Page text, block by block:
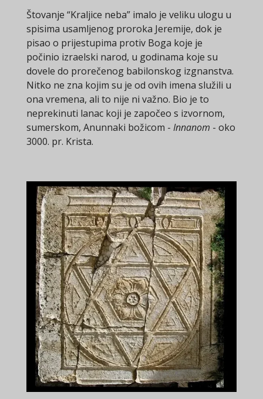
Štovanje “Kraljice neba” imalo je veliku ulogu u
spisima usamljenog proroka Jeremije, dok je
pisao o prijestupima protiv Boga koje je
počinio izraelski narod, u godinama koje su
dovele do prorečenog babilonskog izgnanstva.
Nitko ne zna kojim su je od ovih imena služili u
ona vremena, ali to nije ni važno. Bio je to
neprekinuti lanac koji je započeo s izvornom,
sumerskom, Anunnaki božicom - Innanom - oko
3000. pr. Krista.